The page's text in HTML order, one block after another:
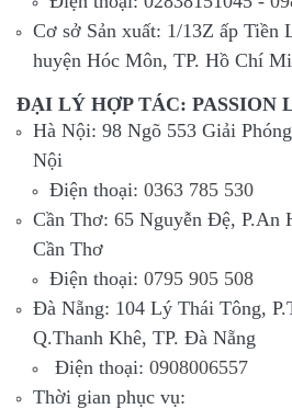
Cơ sở Sản xuất: 1/13Z ấp Tiền
huyện Hóc Môn, TP. Hồ Chí
ĐẠI LÝ HỢP TÁC: PASSION
Hà Nội: 98 Ngõ 553 Giải
Nội
Điện thoại: 0363 785 530
Cần Thơ: 65 Nguyễn Đệ, P.An
Cần Thơ
Điện thoại: 0795 905 508
Đà Nẵng: 104 Lý Thái Tông,
Q.Thanh Khê, TP. Đà Nẵng
Điện thoại: 0908006557
Thời gian phục vụ: